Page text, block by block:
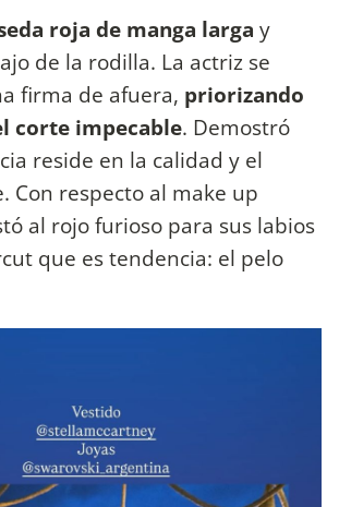
roja de manga larga y
de la rodilla. La actriz se
firma de afuera, priorizando
corte impecable. Demostró
reside en la calidad y el
Con respecto al make up
al rojo furioso para sus labios
que es tendencia: el pelo